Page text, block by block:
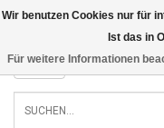
MENU
Wir benutzen Cookies nur für
Ist das in
Für weitere Informationen